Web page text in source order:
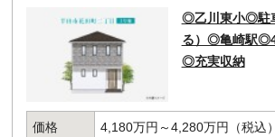
◎乙川東小◎駐
る）◎亀崎駅
◎充実収納
価格 4,180万円～4,280万円（税込）